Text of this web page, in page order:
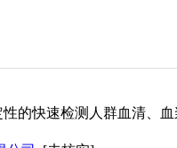
的快速检测人群血清、